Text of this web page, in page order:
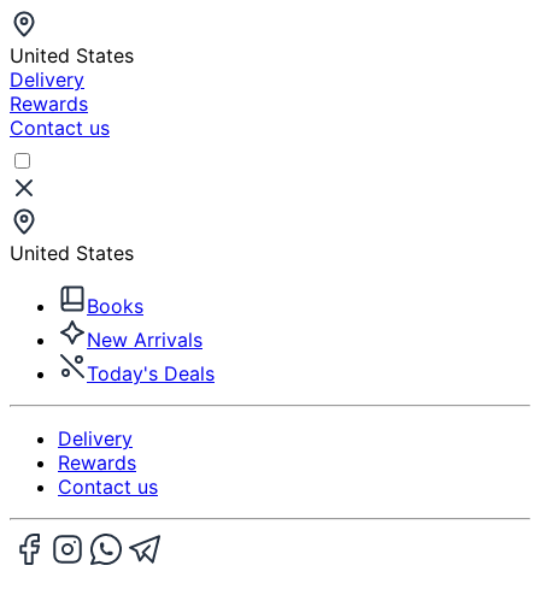
United States
Delivery
Rewards
Contact us
United States
Books
New Arrivals
Today's Deals
Delivery
Rewards
Contact us